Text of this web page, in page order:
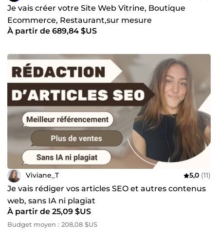
Je vais créer votre Site Web Vitrine, Boutique
Ecommerce, Restaurant,sur mesure
À partir de 689,84 $US
Viviane_T 5,0 (11)
Je vais rédiger vos articles SEO et autres contenus
web, sans IA ni plagiat
À partir de 25,09 $US
Budget moyen : 208,08 $US